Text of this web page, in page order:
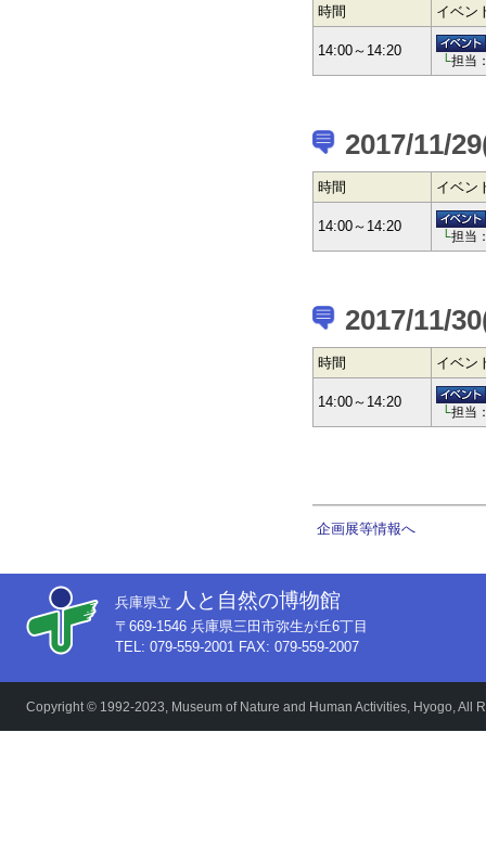
時間 イベン
14:00～14:20
└担当
2017/11/
時間 イベン
14:00～14:20
└担当
2017/11/
時間 イベン
14:00～14:20
└担当
企画展等情報へ
兵庫県立 人と自然の博物館
〒669-1546 兵庫県三田市弥生が丘6丁目
TEL: 079-559-2001 FAX: 079-559-2007
Copyright © 1992-2023, Museum of Nature and Human Activities, Hyogo, All